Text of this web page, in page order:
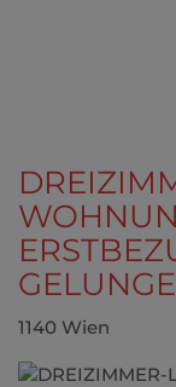
1140 Wien